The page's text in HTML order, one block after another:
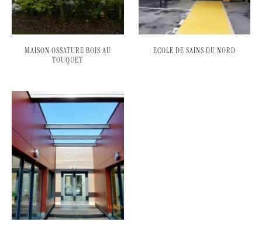
MAISON OSSATURE BOIS AU
TOUQUET
ECOLE DE SAINS DU NORD